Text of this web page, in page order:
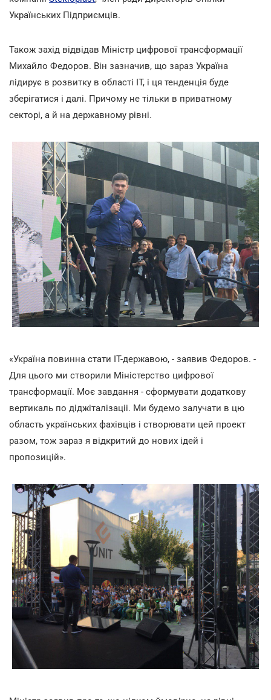
Українських Підприємців.
Також захід відвідав Міністр цифрової трансформації
Михайло Федоров. Він зазначив, що зараз Україна
лідирує в розвитку в області IT, і ця тенденція буде
зберігатися і далі. Причому не тільки в приватному
секторі, а й на державному рівні.
«Україна повинна стати IT-державою, - заявив Федоров. -
Для цього ми створили Міністерство цифрової
трансформації. Моє завдання - сформувати додаткову
вертикаль по діджіталізаціі. Ми будемо залучати в цю
область українських фахівців і створювати цей проект
разом, тож зараз я відкритий до нових ідей і
пропозицій».